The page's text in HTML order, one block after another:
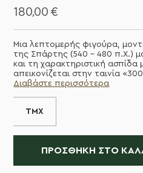
180,00 €
Μια λεπτομερής φιγούρα,
της Σπάρτης (540 – 480 π.Χ.)
και τη χαρακτηριστική
απεικονίζεται στην ταινία
Διαβάστε περισσότερα
ΤΜΧ
ΠΡΟΣΘΉΚΗ ΣΤΟ